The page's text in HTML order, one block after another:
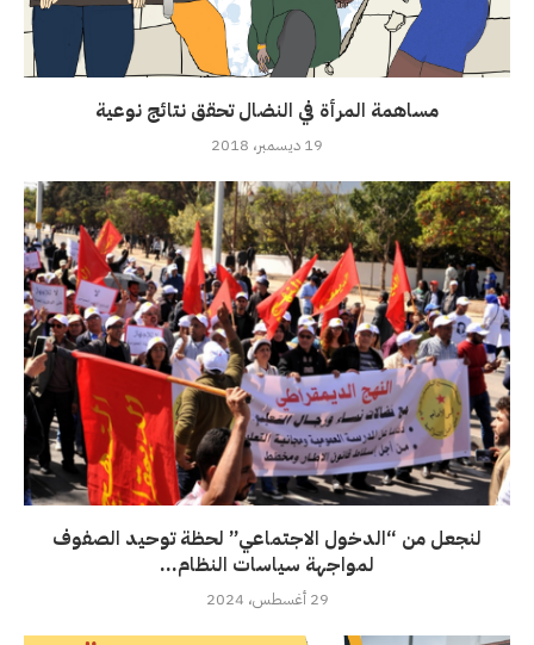
مساهمة المرأة في النضال تحقق نتائج نوعية
19 ديسمبر، 2018
لنجعل من “الدخول الاجتماعي” لحظة توحيد الصفوف
لمواجهة سياسات النظام...
29 أغسطس، 2024